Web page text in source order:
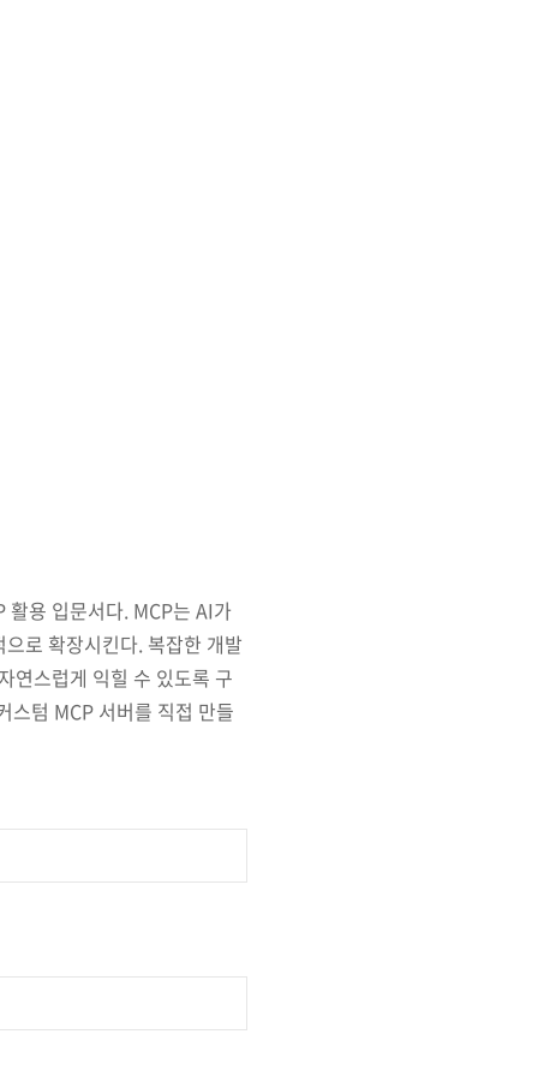
활용 입문서다. MCP는 AI가
로 확장시킨다. 복잡한 개발
연스럽게 익힐 수 있도록 구
스텀 MCP 서버를 직접 만들